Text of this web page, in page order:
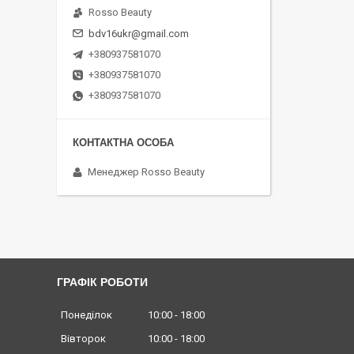
Rosso Beauty
bdv16ukr@gmail.com
+380937581070
+380937581070
+380937581070
Менеджер Rosso Beauty
ГРАФІК РОБОТИ
Понеділок 10:00
18:00
Вівторок
10:00 18:00